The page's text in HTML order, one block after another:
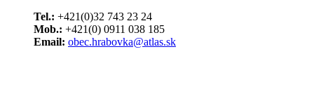
Tel.: +421(0)32 743 23 24
Mob.: +421(0) 0911 038 185
Email: obec.hrabovka@atlas.sk